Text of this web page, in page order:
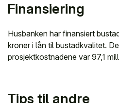
Finansiering
Husbanken har finansiert
kroner i lån til bustadkvalitet.
prosjektkostnadene var 97,1
Tips til andre